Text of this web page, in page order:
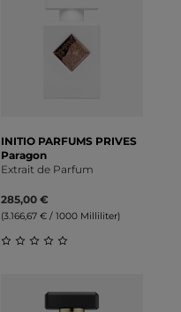
INITIO PARFUMS PRIVES
Paragon
Extrait de Parfum
285,00 €
(3.166,67 € / 1000 Milliliter)